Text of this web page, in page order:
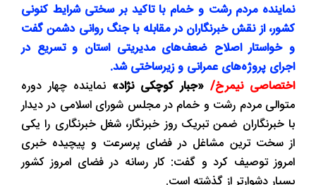
نماینده مردم رشت و خمام با تاکید بر سختی شرایط کنونی
کشور، از نقش خبرنگاران در مقابله با جنگ روانی دشمن گفت
و خواستار اصلاح ضعف‌های مدیریتی استان و تسریع در
اجرای پروژه‌های عمرانی و زیرساختی شد.
اختصاصی نیمرخ/ «جبار کوچکی ‌نژاد» نماینده چهار دوره
متوالی مردم رشت و خمام در مجلس شورای اسلامی در دیدار
با خبرنگاران ضمن تبریک روز خبرنگار، شغل خبرنگاری را یکی
از سخت‌ ترین مشاغل در فضای پرسرعت و پیچیده خبری
امروز توصیف کرد و گفت: کار رسانه در فضای امروز کشور